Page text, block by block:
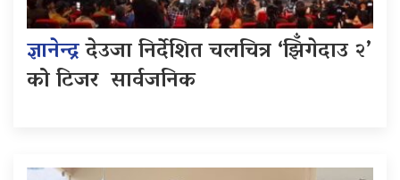
ज्ञानेन्द्रदेउजा निर्देशित चलचित्र ‘झिँगेदाउ २’
को टिजर सार्वजनिक